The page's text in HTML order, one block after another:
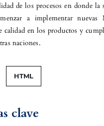
clave
de los procesos en donde la
a implementar
calidad en los productos y
naciones.
HTML